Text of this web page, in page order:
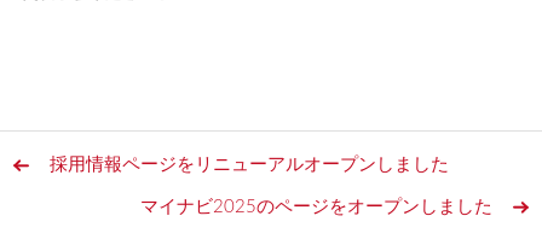
採用情報ページをリニューアルオープンしました
マイナビ2025のページをオープンしました